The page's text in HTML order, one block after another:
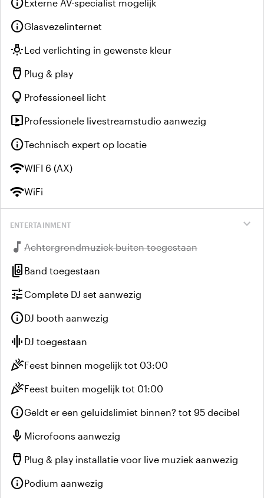
Externe AV-specialist mogelijk
infoGlasvezelinternet
wb_incandescentLed verlichting in gewenste kleur
settings_input_hdmi Plug & play
lightbulb Professioneel licht
live_tvProfessionele livestreamstudio aanwezig
infoTechnisch expert op locatie
wifiWIFI 6 (AX)
wifiWiFi
expand_more
ENTERTAINMENT
music_note Niet beschikbaar:
Achtergrondmuziek buiten toegestaan
speaker_group Band toegestaan
tuneComplete DJ set aanwezig
infoDJ booth aanwezig
graphic_eq DJ toegestaan
celebrationFeest binnen mogelijk tot 03:00
celebrationFeest buiten mogelijk tot 01:00
infoGeldt er een geluidslimiet binnen? tot 95 decibel
mic Microfoons aanwezig
settings_input_hdmi Plug & play installatie voor live muziek aanwezig
infoPodium aanwezig